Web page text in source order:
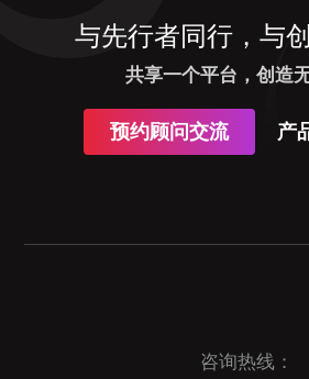
与先行者同行，与
共享一个平台，创造
预约顾问交流 产
咨询热线：